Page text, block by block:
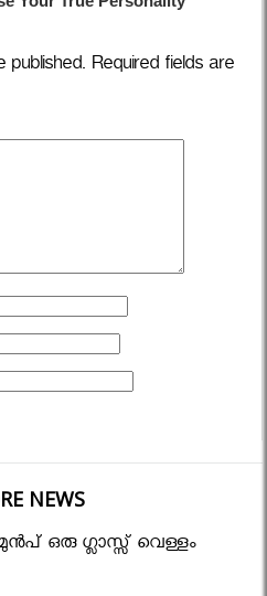
published. Required fields are
NEWS
ഒരു ഗ്ലാസ്സ് വെള്ളം